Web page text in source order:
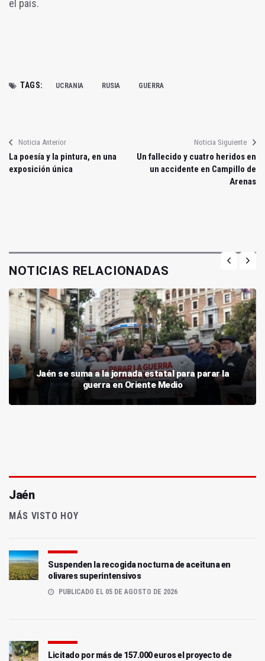
el país.
TAGS: UCRANIA RUSIA GUERRA
Noticia Anterior
La poesía y la pintura, en una
exposición única
Noticia Siguiente
Un fallecido y cuatro heridos en
un accidente en Campillo de
Arenas
NOTICIAS RELACIONADAS
Jaén se suma a la jornada estatal para parar la
guerra en Oriente Medio
Jaén
MÁS VISTO HOY
Suspenden la recogida nocturna de aceituna en
olivares superintensivos
PUBLICADO EL 05 DE AGOSTO DE 2026
Licitado por más de 157.000 euros el proyecto de